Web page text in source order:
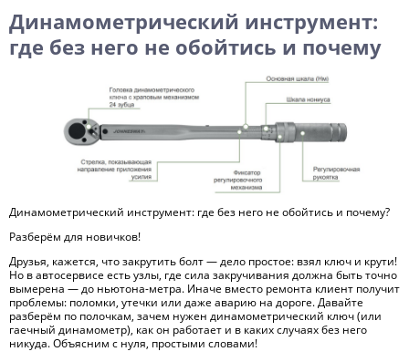
Динамометрический инструмент:
где без него не обойтись и почему
Динамометрический инструмент: где без него не обойтись и почему?
Разберём для новичков!
Друзья, кажется, что закрутить болт — дело простое: взял ключ и крути!
Но в автосервисе есть узлы, где сила закручивания должна быть точно
вымерена — до ньютона-метра. Иначе вместо ремонта клиент получит
проблемы: поломки, утечки или даже аварию на дороге. Давайте
разберём по полочкам, зачем нужен динамометрический ключ (или
гаечный динамометр), как он работает и в каких случаях без него
никуда. Объясним с нуля, простыми словами!